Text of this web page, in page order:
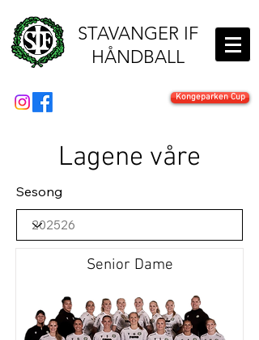
STAVANGER IF
HÅNDBALL
Kongeparken Cup
Lagene våre
Sesong
Senior Dame